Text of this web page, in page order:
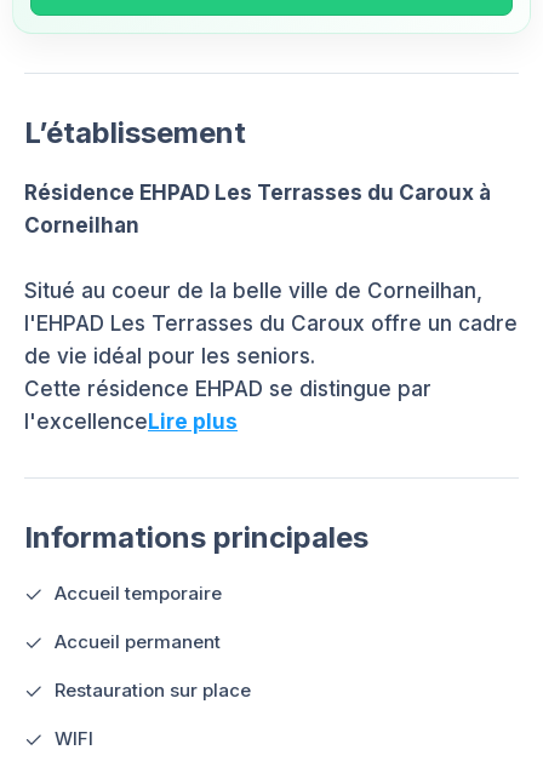
L’établissement
Résidence EHPAD Les Terrasses du Caroux à
Corneilhan
Situé au coeur de la belle ville de Corneilhan,
l'EHPAD Les Terrasses du Caroux offre un cadre
de vie idéal pour les seniors.
Cette résidence EHPAD se distingue par
l'excellenceLire plus
Informations principales
Accueil temporaire
Accueil permanent
Restauration sur place
WIFI